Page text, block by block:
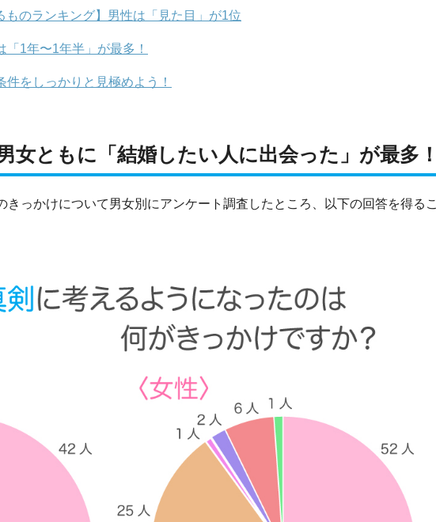
ものランキング】男性は「見た目」が1位
1年〜1年半」が最多！
をしっかりと見極めよう！
女ともに「結婚したい人に出会った」が最多！
きっかけについて男女別にアンケート調査したところ、以下の回答を得るこ